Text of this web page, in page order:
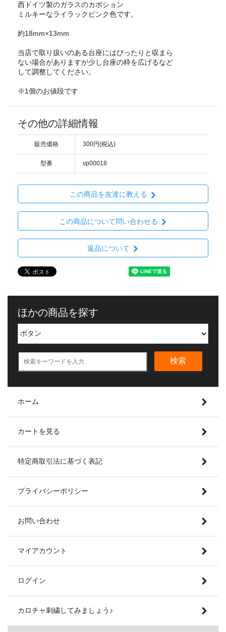
西ドイツ製のガラスのカボション
ミルキーなライラックピンク色です。
約18mm×13mm
当店で取り扱いのある台座にはぴったりと収まら
ない場合がありますが少し台座の枠を広げるなど
して調整してください。
※1個のお値段です
その他の詳細情報
販売価格 300円(税込)
型番 vp00018
この商品を友達に教える
この商品について問い合わせる
返品について
ほかの商品を探す
検索
ホーム
カートを見る
特定商取引法に基づく表記
プライバシーポリシー
お問い合わせ
マイアカウント
ログイン
カロチャ刺繍してみましょう♪